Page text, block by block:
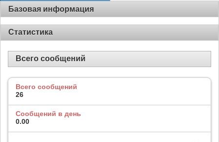
Базовая информация
Статистика
Всего сообщений
Всего сообщений
26
Сообщений в день
0.00